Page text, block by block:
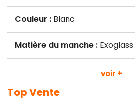
Couleur : Blanc
Matière du manche : Exoglass
voir +
Top Vente